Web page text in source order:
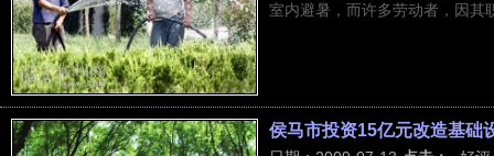
室内避暑，而许多劳动者，因其
侯马市投资15亿元改造基础